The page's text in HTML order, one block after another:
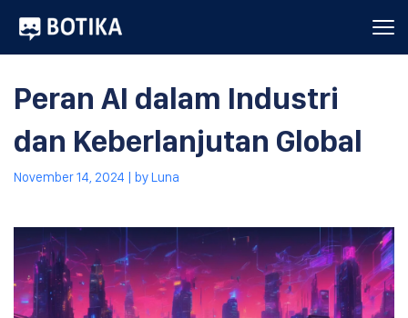
Peran AI dalam Industri
dan Keberlanjutan Global
November 14, 2024 | byLuna